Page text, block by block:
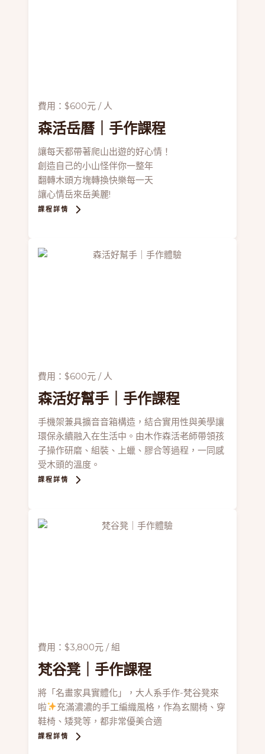
費用：$600元 / 人
森活岳曆 ｜手作課程
讓每天都帶著爬山出遊的好心情！
創造自己的小山怪伴你一整年
翻轉木頭方塊轉換快樂每一天
讓心情岳來岳美麗!
課程詳情
費用：$600元 / 人
森活好幫手 ｜手作課程
手機架兼具擴音音箱構造，結合實用性與美學讓
環保永續融入在生活中。由木作森活老師帶領孩
子操作研磨、組裝、上蠟、膠合等過程，一同感
受木頭的溫度。
課程詳情
費用：$3,800元 / 組
梵谷凳｜手作課程
將「名畫家具實體化」，大人系手作-梵谷凳來
啦
充滿濃濃的手工編織風格，作為玄關椅、穿
鞋椅、矮凳等，都非常優美合適
課程詳情